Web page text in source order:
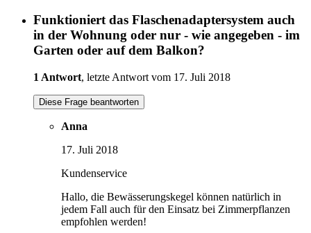
Funktioniert das Flaschenadaptersystem auch
in der Wohnung oder nur - wie angegeben - im
Garten oder auf dem Balkon?
1 Antwort, letzte Antwort vom 17. Juli 2018
Diese Frage beantworten
Anna
17. Juli 2018
Kundenservice
Hallo, die Bewässerungskegel können natürlich in
jedem Fall auch für den Einsatz bei Zimmerpflanzen
empfohlen werden!